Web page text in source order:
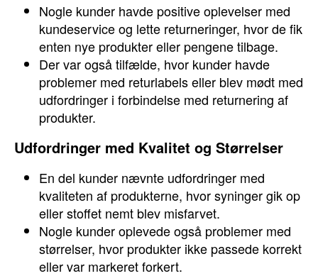
Nogle kunder havde positive oplevelser med
kundeservice og lette returneringer, hvor de fik
enten nye produkter eller pengene tilbage.
Der var også tilfælde, hvor kunder havde
problemer med returlabels eller blev mødt med
udfordringer i forbindelse med returnering af
produkter.
Udfordringer med Kvalitet og Størrelser
En del kunder nævnte udfordringer med
kvaliteten af produkterne, hvor syninger gik op
eller stoffet nemt blev misfarvet.
Nogle kunder oplevede også problemer med
størrelser, hvor produkter ikke passede korrekt
eller var markeret forkert.